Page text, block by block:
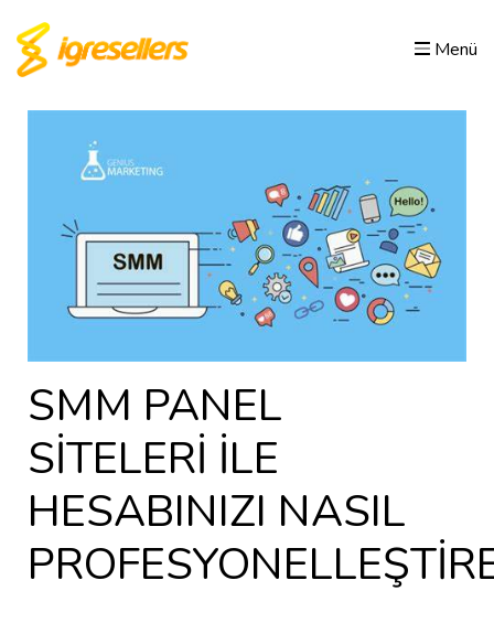
Menü
SMM PANEL
SİTELERİ İLE
HESABINIZI NASIL